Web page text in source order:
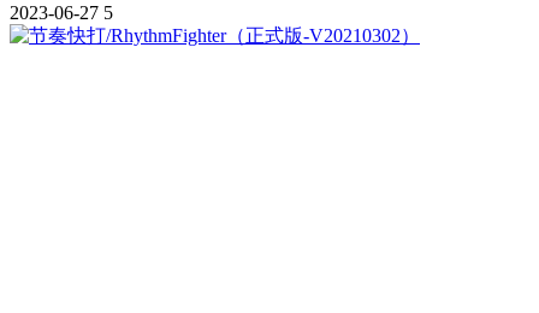
2023-06-27 5